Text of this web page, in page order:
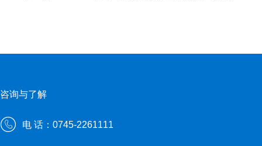
咨询与了解
电 话：0745-2261111